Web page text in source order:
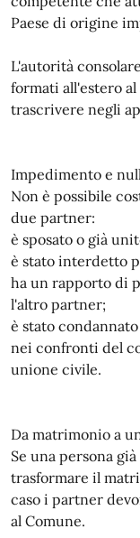
Paese di origine
L'autorità
formati all'estero
trascrivere negli
Impedimento e
Non è possibile
due partner:
è sposato o già
è stato interdetto
ha un rapporto di
l'altro partner;
è stato
nei confronti del
unione civile.
Da matrimonio a
Se una persona
trasformare il
caso i partner
al Comune.